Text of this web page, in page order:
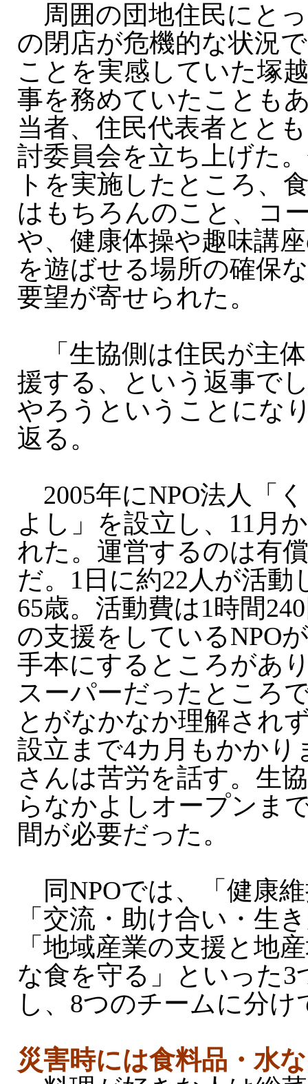
周囲の団地住民にと
の閉店が危機的な状況
ことを実感していた塚
事を務めていたことも
当者、住民代表者とと
討委員会を立ち上げた
トを実施したところ、
はもちろんのこと、コ
や、健康体操や趣味講
を遊ばせる場所の確保
要望が寄せられた。
「生協側は住民が主
援する、という返事で
やろうということにな
返る。
2005年にNPO法人「
よし」を設立し、11月
れた。運営するのは有
だ。1日に約22人が活動
65歳。活動費は1時間
の支援をしているNPO
手本にするところがあ
スーパーだったところ
とがなかなか理解され
設立まで4カ月もかかり
さんは苦労を話す。生
らなかよしオープンま
間が必要だった。
同NPOでは、「健康
「交流・助け合い・生
「地域産業の支援と地
な食を守る」といった3
し、8つのチームに分け
災害時には食料品・水